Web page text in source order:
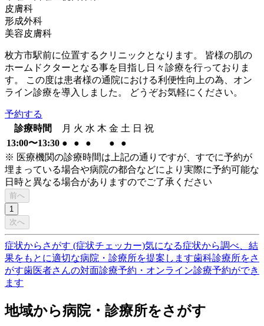
皮膚科
形成外科
美容皮膚科
枚方市駅前に位置するクリニックとなります。 皆様の肌の
ホームドクターとなる事を目指し日々診療を行っておりま
す。 この度は患者様の通院における利便性向上の為、オン
ライン診療を導入しました。 どうぞお気軽にください。
予約する
診療時間
月 火 水 木 金 土 日 祝
13:00〜13:30 ● ● ● ●
●
※ 医療機関の診療時間は上記の通りですが、すでに予約が
埋まっている場合や病院の都合などにより実際に予約可能な
日時と異なる場合がありますのでご了承ください
前へ
1
次へ
症状からさがす (症状チェッカー)気になる症状から調べ、結
果をもとに適切な病院・診療所を提案します歯科診療所をさ
がす歯医者さんの対面診療予約・オンライン診療予約ができ
ます
地域から病院・診療所をさがす